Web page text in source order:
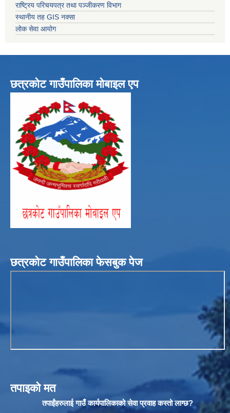
राष्ट्रिय परिचयपत्र तथा पञ्जीकरण विभाग
स्थानीय तह GIS नक्सा
लोक सेवा आयोग
छत्रकोट गाउँपालिका मोबाइल एप
छत्रकोट गाउँपालिका फेसबुक पेज
तपाइको मत
तपाईंहरुलाई गाउँ कार्यपालिकाको सेवा प्रवाह कस्तो लाग्छ?